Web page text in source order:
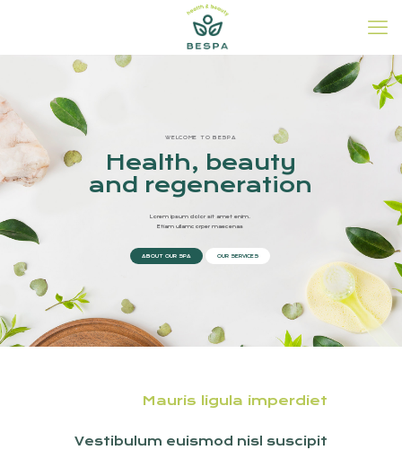
Health, beauty
and regeneration
Lorem ipsum dolor sit amet enim.
Etiam ullamcorper maecenas
OUR SERVICES
WELCOME TO BESPA
ABOUT OUR SPA
Mauris ligula imperdiet
Vestibulum euismod nisl suscipit